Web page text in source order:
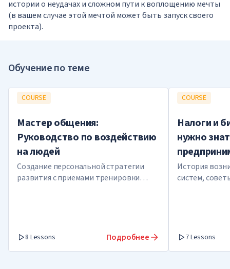
истории о неудачах и сложном пути к воплощению мечты
(в вашем случае этой мечтой может быть запуск своего
проекта).
Обучение по теме
COURSE
Мастер общения:
Руководство по воздействию
на людей
Создание персональной стратегии
развития с приемами тренировки
8 Lessons Подробнее
COURSE
Налоги и
нужно
История
систем,
7 Lessons